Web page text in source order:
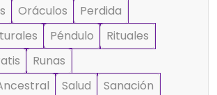
Oráculos
Perdida
Péndulo
Rituales
Runas
Salud
Sanación